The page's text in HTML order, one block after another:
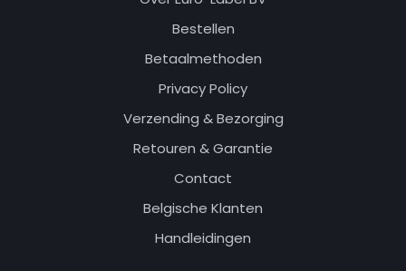
Bestellen
Betaalmethoden
Privacy Policy
Verzending & Bezorging
Retouren & Garantie
Contact
Belgische Klanten
Handleidingen